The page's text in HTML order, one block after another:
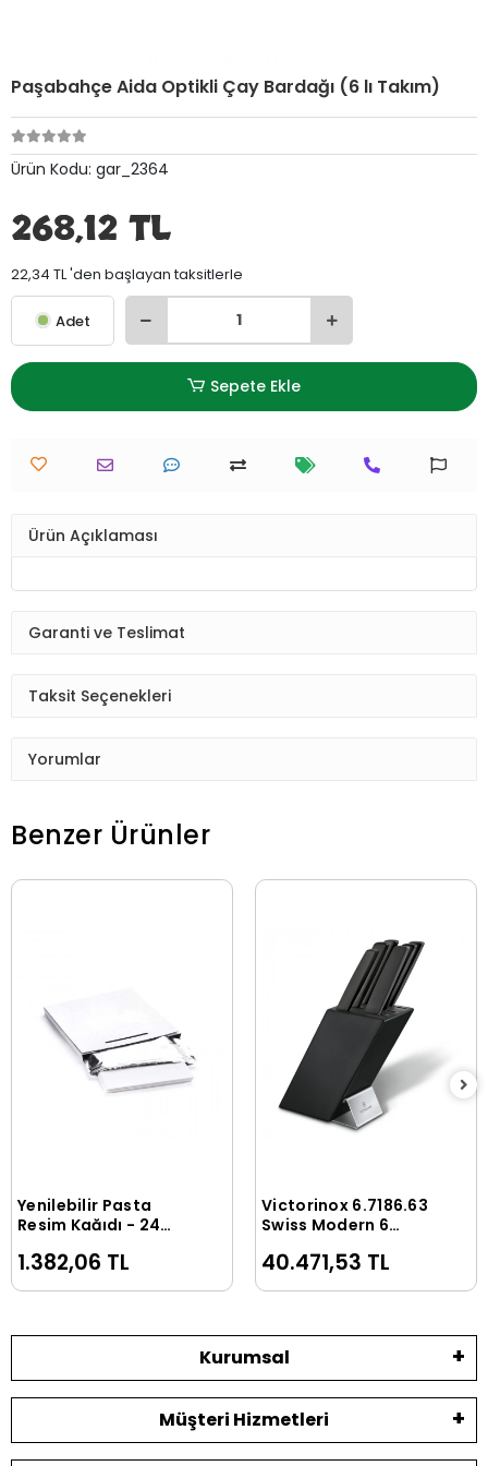
Paşabahçe Aida Optikli Çay Bardağı (6 lı Takım)
Ürün Kodu: gar_2364
268,12 TL
22,34 TL 'den başlayan taksitlerle
Adet
Sepete Ekle
Ürün Açıklaması
Garanti ve Teslimat
Taksit Seçenekleri
Yorumlar
Benzer Ürünler
Sepete Ekle
Yenilebilir Pasta
Resim Kağıdı - 24
1.382,06 TL
Sepete Ekle
Victorinox 6.7186.63
Swiss Modern 6
40.471,53 TL
Kurumsal
Müşteri Hizmetleri